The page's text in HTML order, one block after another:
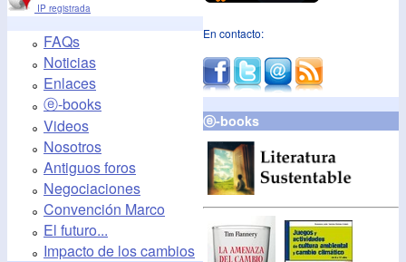
IP registrada
FAQs
Noticias
Enlaces
ⓔ-books
Videos
Nosotros
Antiguos foros
Negociaciones
Convención Marco
El futuro...
Impacto de los cambios
En contacto:
ⓔ-books